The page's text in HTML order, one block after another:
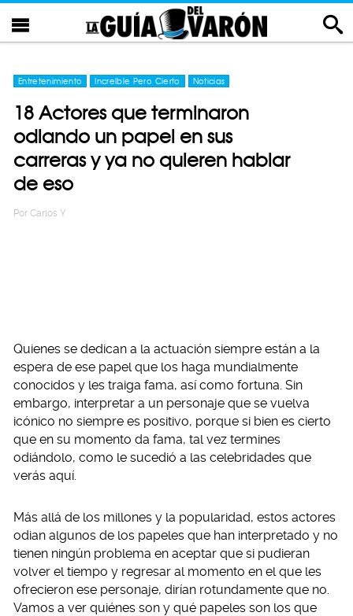
Entretenimiento Increíble Pero Cierto Noticias
18 Actores que terminaron
odiando un papel en sus
carreras y ya no quieren hablar
de eso
Por Carlos Y
Quienes se dedican a la actuación siempre están a la
espera de ese papel que los haga mundialmente
conocidos y les traiga fama, así como fortuna. Sin
embargo, interpretar a un personaje que se vuelva
icónico no siempre es positivo, porque si bien es cierto
que en su momento da fama, tal vez termines
odiándolo, como le sucedió a las celebridades que
verás aquí.
Más allá de los millones y la popularidad, estos actores
odian algunos de los papeles que han interpretado y no
tienen ningún problema en aceptar que si pudieran
volver el tiempo y regresar al momento en el que les
ofrecieron ese personaje, dirían rotundamente que no.
Vamos a ver quiénes son y qué papeles son los que